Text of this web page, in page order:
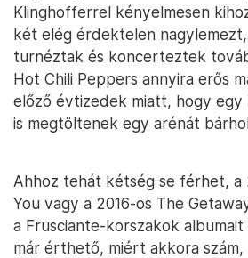
Klinghofferrel kényelmesen
két elég érdektelen
turnéztak és koncerteztek
Hot Chili Peppers annyira erős
előző évtizedek miatt, hogy egy
is megtöltenek egy arénát
Ahhoz tehát kétség se férhet, a
You vagy a 2016-os The
a Frusciante-korszakok
már érthető, miért akkora szám,